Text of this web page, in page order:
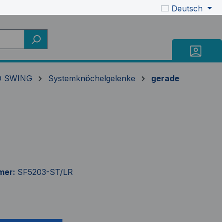
Deutsch
SWING Systemknöchelgelenke gerade
SF5203-ST/LR